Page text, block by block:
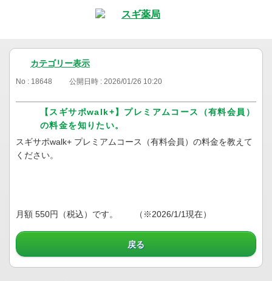
カテゴリー表示
No : 18648 公開日時 : 2026/01/26 10:20
【スギサポwalk+】プレミアムコース（有料会員）
の料金を知りたい。
スギサポwalk+ プレミアムコース（有料会員）の料金を教えて
ください。
月額 550円（税込）です。 （※2026/1/1現在）
戻る